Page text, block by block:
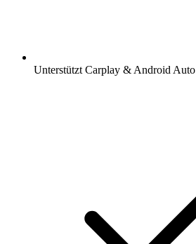
Unterstützt Carplay & Android Auto